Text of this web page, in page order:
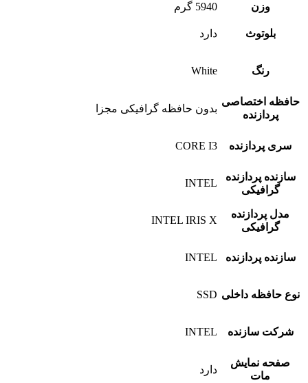
وزن 5940 گرم
بلوتوث دارد
رنگ White
حافظه اختصاصی
پردازنده
بدون حافظه گرافیکی مجزا
سری پردازنده CORE I3
سازنده پردازنده
گرافیکی
INTEL
مدل پردازنده
گرافیکی
INTEL IRIS X
سازنده پردازنده INTEL
نوع حافظه داخلی SSD
شرکت سازنده INTEL
صفحه نمایش
مات
دارد